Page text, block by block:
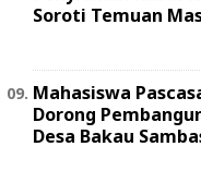
Soroti Temuan
Mahasiswa
Dorong
Desa Bakau